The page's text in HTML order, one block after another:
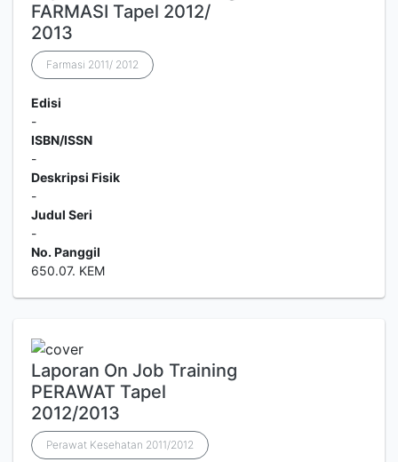
FARMASI Tapel 2012/
2013
Farmasi 2011/ 2012
Edisi
-
ISBN/ISSN
-
Deskripsi Fisik
-
Judul Seri
-
No. Panggil
650.07. KEM
Laporan On Job Training
PERAWAT Tapel
2012/2013
Perawat Kesehatan 2011/2012